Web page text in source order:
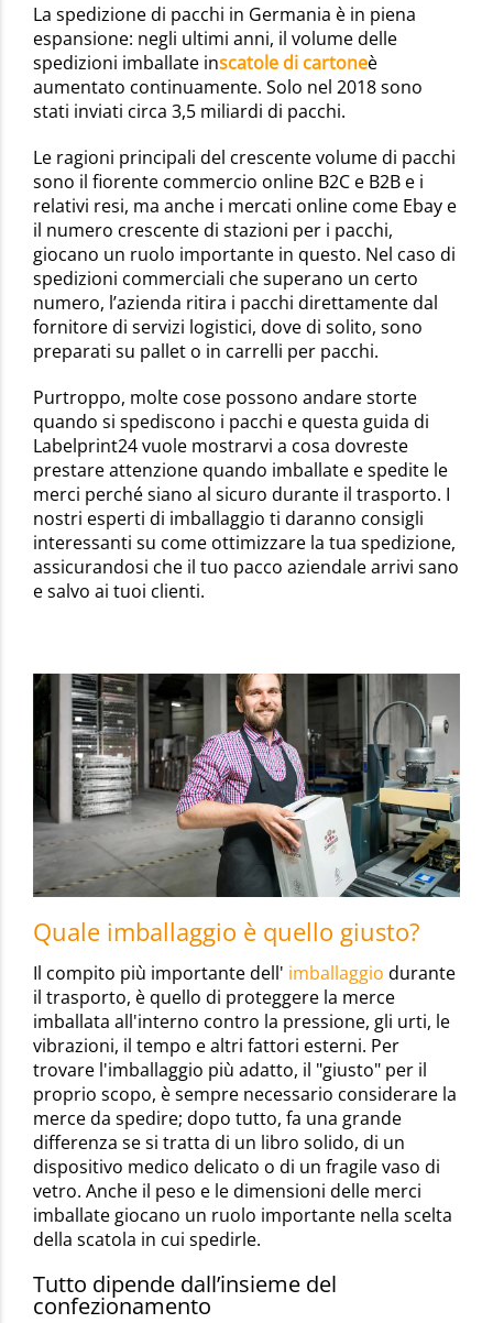
La spedizione di pacchi in Germania è in piena
espansione: negli ultimi anni, il volume delle
spedizioni imballate inscatole di cartoneè
aumentato continuamente. Solo nel 2018 sono
stati inviati circa 3,5 miliardi di pacchi.
Le ragioni principali del crescente volume di pacchi
sono il fiorente commercio online B2C e B2B e i
relativi resi, ma anche i mercati online come Ebay e
il numero crescente di stazioni per i pacchi,
giocano un ruolo importante in questo. Nel caso di
spedizioni commerciali che superano un certo
numero, l’azienda ritira i pacchi direttamente dal
fornitore di servizi logistici, dove di solito, sono
preparati su pallet o in carrelli per pacchi.
Purtroppo, molte cose possono andare storte
quando si spediscono i pacchi e questa guida di
Labelprint24 vuole mostrarvi a cosa dovreste
prestare attenzione quando imballate e spedite le
merci perché siano al sicuro durante il trasporto. I
nostri esperti di imballaggio ti daranno consigli
interessanti su come ottimizzare la tua spedizione,
assicurandosi che il tuo pacco aziendale arrivi sano
e salvo ai tuoi clienti.
Quale imballaggio è quello giusto?
Il compito più importante dell' imballaggio durante
il trasporto, è quello di proteggere la merce
imballata all'interno contro la pressione, gli urti, le
vibrazioni, il tempo e altri fattori esterni. Per
trovare l'imballaggio più adatto, il "giusto" per il
proprio scopo, è sempre necessario considerare la
merce da spedire; dopo tutto, fa una grande
differenza se si tratta di un libro solido, di un
dispositivo medico delicato o di un fragile vaso di
vetro. Anche il peso e le dimensioni delle merci
imballate giocano un ruolo importante nella scelta
della scatola in cui spedirle.
Tutto dipende dall’insieme del
confezionamento